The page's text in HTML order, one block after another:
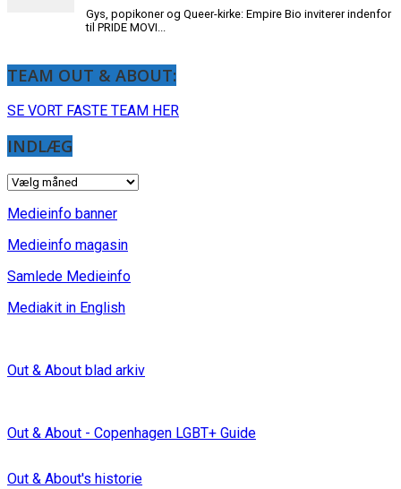
Gys, popikoner og Queer-kirke: Empire Bio inviterer indenfor
til PRIDE MOVI...
TEAM OUT & ABOUT:
SE VORT FASTE TEAM HER
INDLÆG
INDLÆG
Medieinfo banner
Medieinfo magasin
Samlede Medieinfo
Mediakit in English
Out & About blad arkiv
Out & About - Copenhagen LGBT+ Guide
Out & About's historie